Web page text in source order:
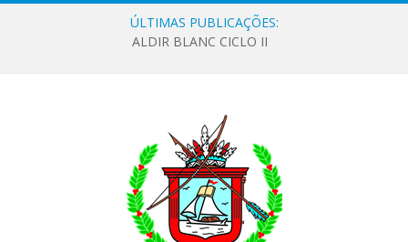
ÚLTIMAS PUBLICAÇÕES:
ALDIR BLANC CICLO II